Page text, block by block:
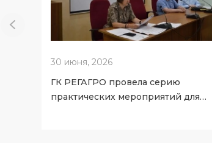
30 июня, 2026
ГК РЕГАГРО провела серию
практических мероприятий для